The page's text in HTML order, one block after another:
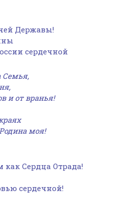
Державы!
сердечной
Семья,
и от вранья!
моя!
Сердца Отрада!
сердечной!